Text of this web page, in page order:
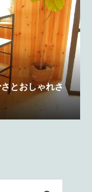
とおしゃれさ